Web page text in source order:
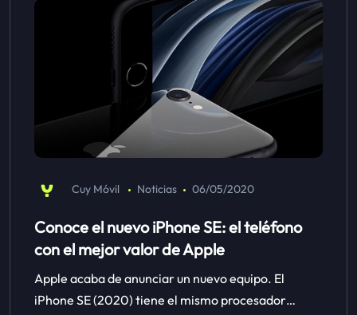
Cuy Móvil Noticias 06/05/2020
Conoce el nuevo iPhone SE: el teléfono
con el mejor valor de Apple
Apple acaba de anunciar un nuevo equipo. El
iPhone SE (2020) tiene el mismo procesador…